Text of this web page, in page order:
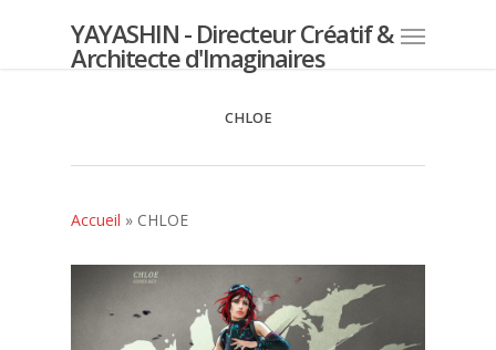
YAYASHIN - Directeur Créatif &
Architecte d'Imaginaires
CHLOE
Accueil » CHLOE